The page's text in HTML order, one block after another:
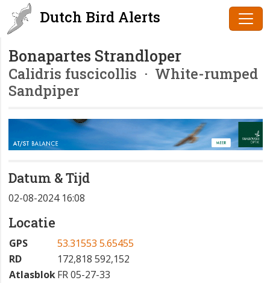
Dutch Bird Alerts
Bonapartes Strandloper
Calidris fuscicollis · White-rumped
Sandpiper
Datum & Tijd
02-08-2024 16:08
Locatie
GPS
53.31553 5.65455
RD
172,818 592,152
AtlasblokFR 05-27-33